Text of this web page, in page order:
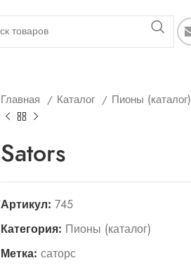
Главная Каталог Пионы (каталог)
Sators
Артикул: 745
Категория: Пионы (каталог)
Метка: саторс